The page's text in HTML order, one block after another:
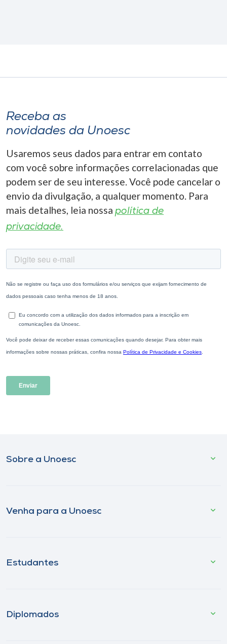
Receba as
novidades da Unoesc
Usaremos seus dados para entrar em contato
com você sobre informações correlacionadas que
podem ser de seu interesse. Você pode cancelar o
envio da divulgação, a qualquer momento. Para
mais detalhes, leia nossa política de
privacidade.
Sobre a Unoesc
Venha para a Unoesc
Estudantes
Diplomados